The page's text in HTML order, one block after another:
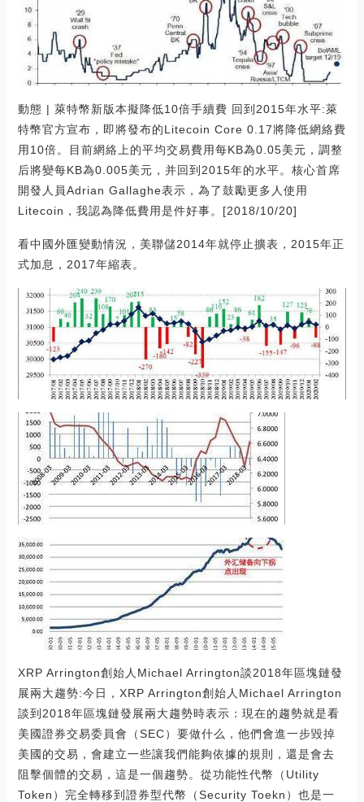
動態 | 萊特幣新版本擬降低10倍手續費 回到2015年水平:萊
特幣官方宣布，即將發布的Litecoin Core 0.17將降低網絡費
用10倍。目前網絡上的平均交易費用每KB為0.05美元，調整
后將變每KB為0.005美元，并回到2015年的水平。核心首席
開發人員Adrian Gallaghe表示，為了鼓勵更多人使用
Litecoin，我認為降低費用是件好事。[2018/10/20]
看中國外匯變動情況，美聯儲2014年就停止擴表，2015年正
式加息，2017年縮表。
XRP Arrington創始人Michael Arrington談2018年區塊鏈發
展兩大趨勢:今日，XRP Arrington創始人Michael Arrington
談到2018年區塊鏈發展兩大趨勢時表示：現在的趨勢就是看
美國證券交易委員會（SEC）要做什么，他們會進一步毀掉
美國的交易，會建立一些讓我們能夠依據的規則，還是會去
阻擊個體的交易，這是一個趨勢。從功能性代幣（Utility
Token）完全轉移到證券型代幣（Security Toekn）也是一